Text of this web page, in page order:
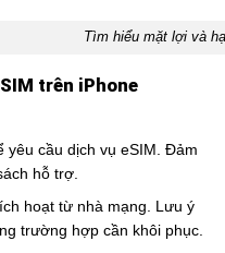
Tìm hiểu mặt lợi và
trên iPhone
yêu cầu dịch vụ eSIM. Đảm
hỗ trợ.
hoạt từ nhà mạng. Lưu ý
trường hợp cần khôi phục.